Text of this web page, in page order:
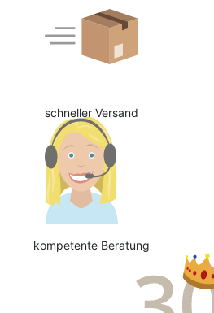
schneller Versand
kompetente Beratung